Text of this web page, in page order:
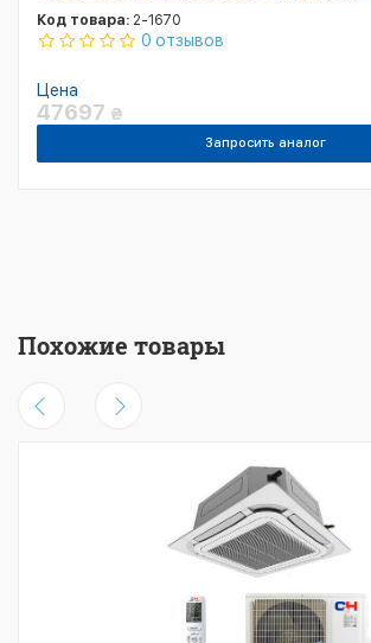
Код товара: 2-1670
0 отзывов
Цена
47697 ₴
Запросить аналог
Похожие товары